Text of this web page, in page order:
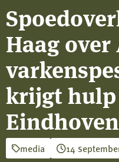
Haag
krijgt hulp
media 14